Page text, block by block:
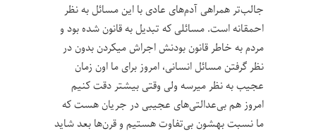
جالب‌تر همراهی آدم‌های عادی با این مسائل به نظر
احمقانه است. مسائلی که تبدیل به قانون شده بود و
مردم به خاطر قانون بودنش اجراش میکردن بدون در
نظر گرفتن مسائل انسانی، امروز برای ما اون زمان
عجیب به نظر میرسه ولی وقتی بیشتر دقت کنیم
امروز هم بی‌عدالتی‌های عجیبی در جریان هست که
ما نسبت بهشون بی‌تفاوت هستیم و قرن‌ها بعد شاید